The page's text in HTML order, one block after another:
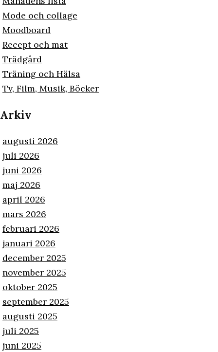
Mode och collage
Moodboard
Recept och mat
Trädgård
Träning och Hälsa
Tv, Film, Musik, Böcker
Arkiv
augusti 2026
juli 2026
juni 2026
maj 2026
april 2026
mars 2026
februari 2026
januari 2026
december 2025
november 2025
oktober 2025
september 2025
augusti 2025
juli 2025
juni 2025